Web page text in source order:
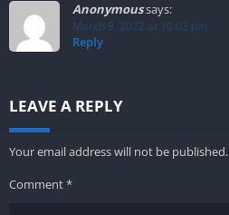
Anonymoussays:
March 9, 2022 at 10:03 pm
Reply
LEAVE A REPLY
Your email address will not be published.
Comment*